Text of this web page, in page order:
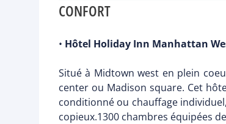
CONFORT
• Hôtel Holiday Inn Manhattan
Situé à Midtown west en plein
center ou Madison square. Cet
conditionné ou chauffage
copieux.1300 chambres équipées